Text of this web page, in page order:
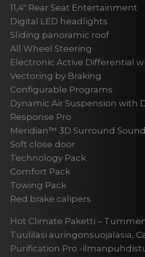
11,4″ Rear Seat Entertainment
Digital LED headlights
Sliding panoramic roof
All Wheel Steering
Electronic Active Differential
Vectoring by Braking
Configurable Programs
Dynamic Air Suspension with
Response Pro
Meridian™ 3D Surround
Soft close door
Technology Pack
Comfort Pack
Towing Pack
Red brake calipers
Hot Climate Paketti –
Tuulilasi auringonsuojalasia,
Purification Pro -